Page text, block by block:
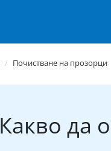
Почистване на прозорци
Какво да